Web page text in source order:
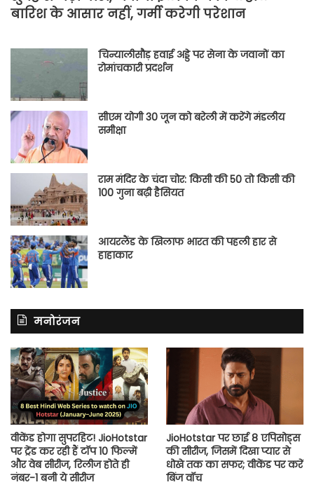
बारिश के आसार नहीं, गर्मी करेगी परेशान
चिन्यालीसौड़ हवाई अड्डे पर सेना के जवानों का
रोमांचकारी प्रदर्शन
सीएम योगी 30 जून को बरेली में करेंगे मंडलीय
समीक्षा
राम मंदिर के चंदा चोर: किसी की 50 तो किसी की
100 गुना बढ़ी हैसियत
आयरलैंड के खिलाफ भारत की पहली हार से
हाहाकार
मनोरंजन
वीकेंड होगा सुपरहिट! JioHotstar
पर ट्रेंड कर रही हैं टॉप 10 फिल्में
और वेब सीरीज, रिलीज होते ही
नंबर-1 बनी ये सीरीज
JioHotstar पर छाई 8 एपिसोड्स
की सीरीज, जिसमें दिखा प्यार से
धोखे तक का सफर; वीकेंड पर करें
बिंज वॉच